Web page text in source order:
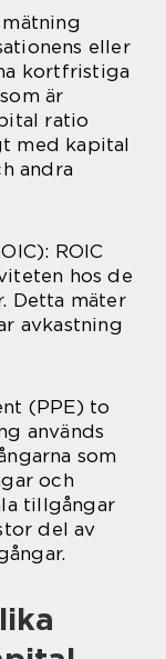
eller
kortfristiga
är
ratio
med kapital
andra
ROIC
hos de
Detta mäter
avkastning
(PPE) to
används
som
och
tillgångar
del av